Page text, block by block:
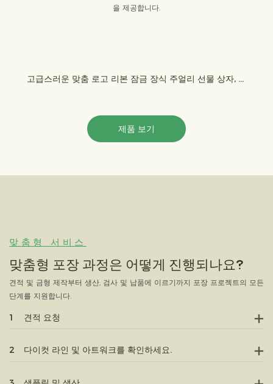
을 제공합니다.
고급스러운 맞춤 로고 리본 잠금 장식 주얼리 선물 상자, 목
제품 보기
맞춤형 서비스
맞춤형 포장 과정은 어떻게 진행되나요?
견적 및 금형 제작부터 생산, 검사 및 납품에 이르기까지 포장 프로젝트의 모든
단계를 지원합니다.
1 견적 요청
2 다이컷 라인 및 아트워크를 확인하세요.